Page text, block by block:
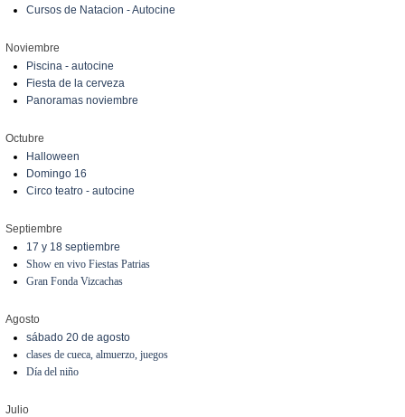
Cursos de Natacion - Autocine
Noviembre
Piscina - autocine
Fiesta de la cerveza
Panoramas noviembre
Octubre
Halloween
Domingo 16
Circo teatro - autocine
Septiembre
17 y 18 septiembre
Show en vivo Fiestas Patrias
Gran Fonda Vizcachas
Agosto
sábado 20 de agosto
clases de cueca, almuerzo, juegos
Día del niño
Julio